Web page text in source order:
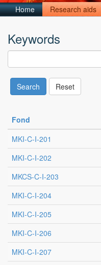
Home Research aids
Keywords
Search Reset
Fond
MKI-C-I-201
MKI-C-I-202
MKCS-C-I-203
MKI-C-I-204
MKI-C-I-205
MKI-C-I-206
MKI-C-I-207